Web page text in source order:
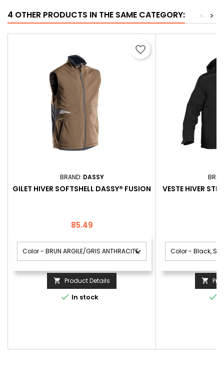
4 OTHER PRODUCTS IN THE SAME CATEGORY: >
<
BRAND: DASSY
GILET HIVER SOFTSHELL DASSY® FUSION
Price
85.49
 Product Details
 In stock
favorite_border
VESTE HIVER

